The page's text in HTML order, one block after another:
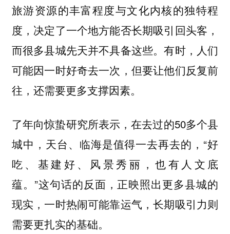
旅游资源的丰富程度与文化内核的独特程
度，决定了一个地方能否长期吸引回头客，
而很多县城先天并不具备这些。有时，人们
可能因一时好奇去一次，但要让他们反复前
往，还需要更多支撑因素。
了年向惊蛰研究所表示，在去过的50多个县
城中，天台、临海是值得一去再去的，“好
吃、基建好、风景秀丽，也有人文底
蕴。”这句话的反面，正映照出更多县城的
现实，一时热闹可能靠运气，长期吸引力则
需要更扎实的基础。